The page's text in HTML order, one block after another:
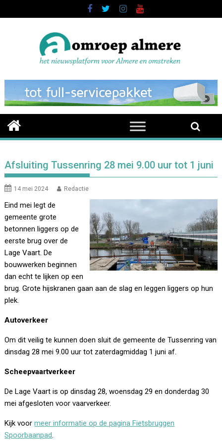
to
Afsluiting Tussenring 28 mei 9.00 uur tot 1 juni
14 mei 2024 Redactie
Eind mei legt de
gemeente grote
betonnen liggers op de
eerste brug over de
Lage Vaart. De
bouwwerken beginnen
dan echt te lijken op een
brug. Grote hijskranen gaan aan de slag en leggen liggers op hun
plek.
Autoverkeer
Om dit veilig te kunnen doen sluit de gemeente de Tussenring van
dinsdag 28 mei 9.00 uur tot zaterdagmiddag 1 juni af.
Scheepvaartverkeer
De Lage Vaart is op dinsdag 28, woensdag 29 en donderdag 30
mei afgesloten voor vaarverkeer.
Kijk voormeer informatie op de pagina Fietsbruggen
Spoorbaanpad.